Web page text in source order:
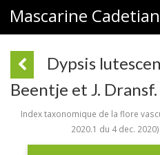
Mascarine
Dypsis
Beentje et J. Dransf.
Index taxonomique de la flore
2020.1 du 4 dec.